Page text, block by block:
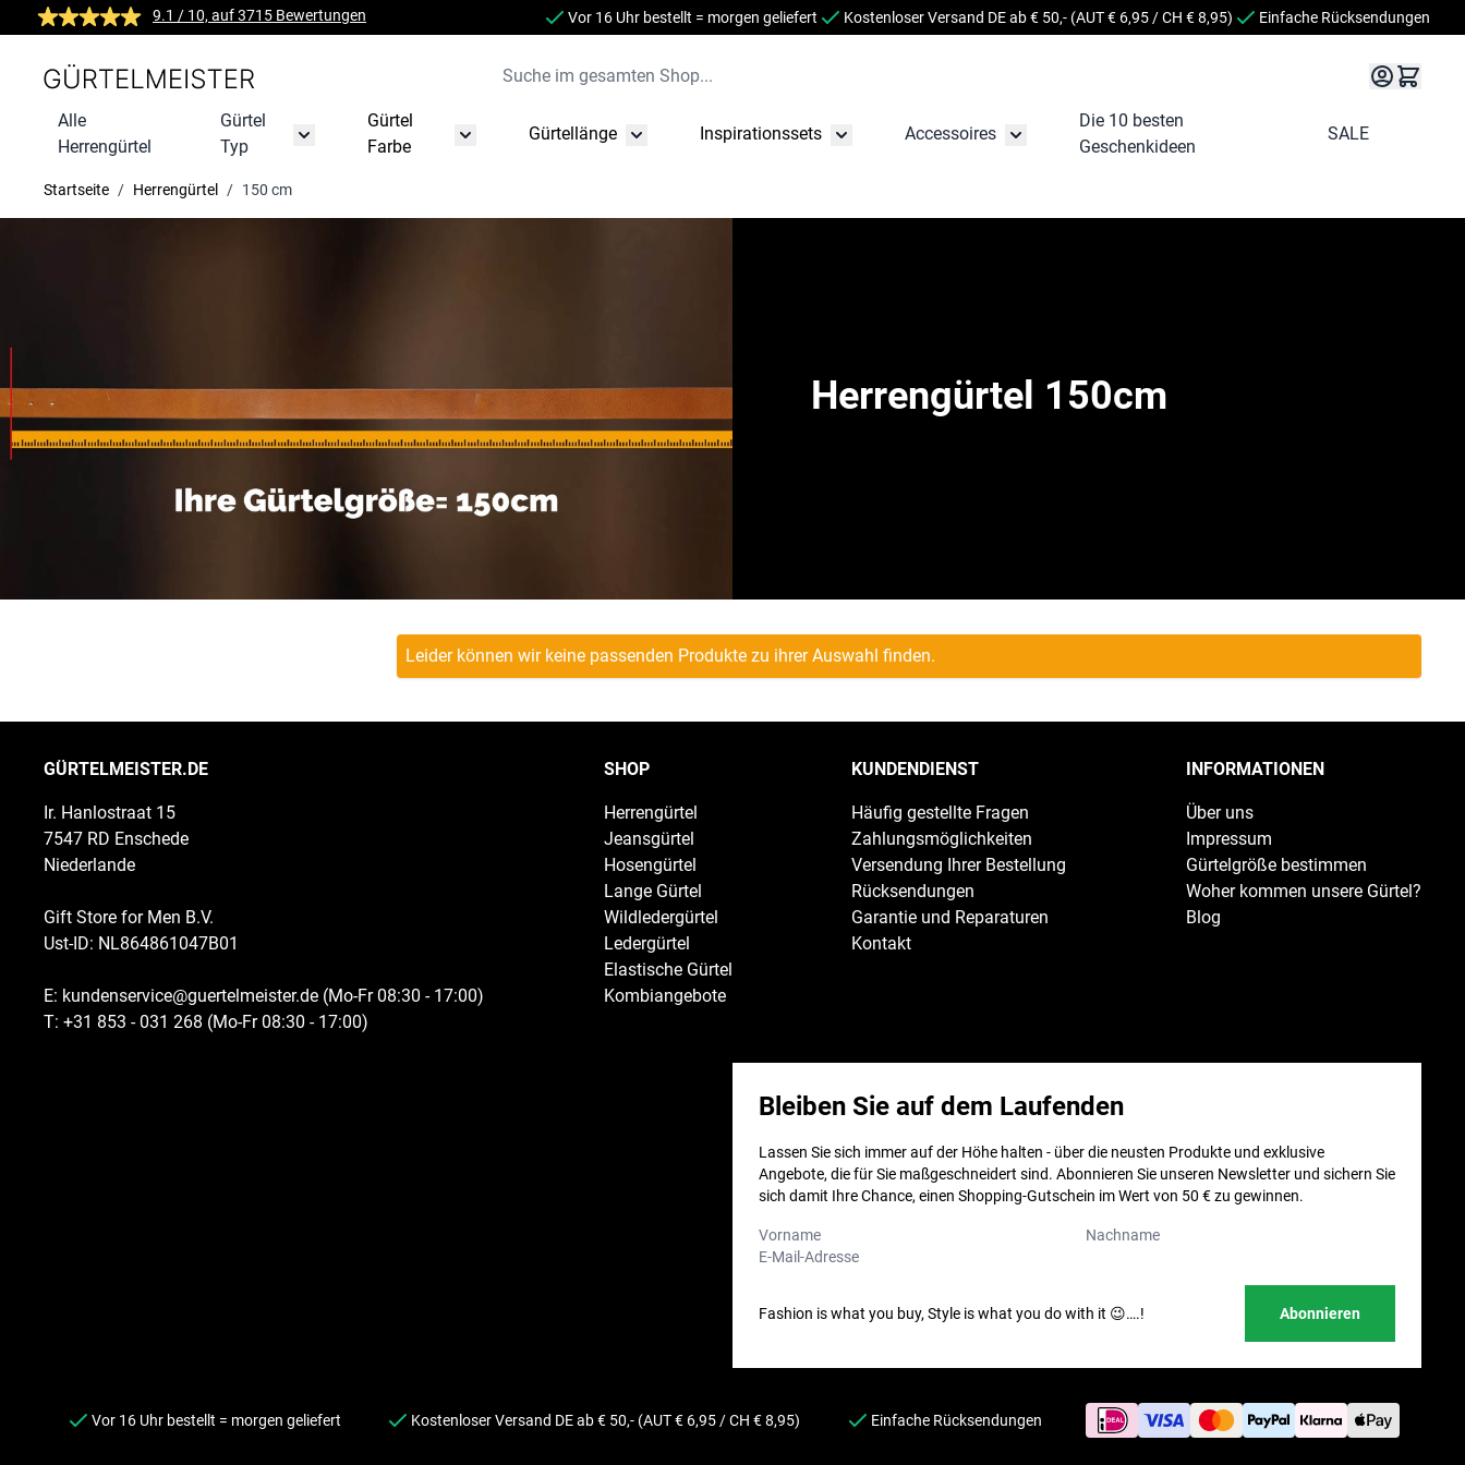
Zum Inhalt springen9.1 / 10, auf3715 Bewertungen Vor 16 Uhr bestellt = morgen geliefert Kostenloser Versand DE ab € 50,- (AUT € 6,95 / CH € 8,95) Einfache Rücksendungen
Suche im gesamten Shop...
Alle
Herrengürtel
Gürtel
Typ
Untermenü für Gürtel Typ öffnen/schließen
Gürtel
Farbe
Untermenü für Gürtel Farbe öffnen/schließen
Gürtellänge
Untermenü für Gürtellänge öffnen/schließen
Inspirationssets
Untermenü für Inspirationssets öffnen/schließen
Accessoires
Untermenü für Accessoires öffnen/schließen
Die 10 besten
Geschenkideen
SALE
Startseite / Herrengürtel / 150 cm
Herrengürtel 150cm
Leider können wir keine passenden Produkte zu ihrer Auswahl finden.
GÜRTELMEISTER.DE
Ir. Hanlostraat 15
7547 RD Enschede
Niederlande
Gift Store for Men B.V.
Ust-ID: NL864861047B01
E: kundenservice@guertelmeister.de (Mo-Fr 08:30 - 17:00)
T: +31 853 - 031 268 (Mo-Fr 08:30 - 17:00)
SHOP
Herrengürtel
Jeansgürtel
Hosengürtel
Lange Gürtel
Wildledergürtel
Ledergürtel
Elastische Gürtel
Kombiangebote
KUNDENDIENST
Häufig gestellte Fragen
Zahlungsmöglichkeiten
Versendung Ihrer Bestellung
Rücksendungen
Garantie und Reparaturen
Kontakt
INFORMATIONEN
Über uns
Impressum
Gürtelgröße bestimmen
Woher kommen unsere Gürtel?
Blog
Bleiben Sie auf dem Laufenden
Lassen Sie sich immer auf der Höhe halten - über die neusten Produkte und exklusive
Angebote, die für Sie maßgeschneidert sind. Abonnieren Sie unseren Newsletter und sichern Sie
sich damit Ihre Chance, einen Shopping-Gutschein im Wert von 50 € zu gewinnen.
Vorname
Nachname
E-Mail-Adresse*
Fashion is what you buy, Style is what you do with it 😉….!
Vor 16 Uhr bestellt = morgen geliefert Kostenloser Versand DE ab € 50,- (AUT € 6,95 / CH € 8,95) Einfache Rücksendungen